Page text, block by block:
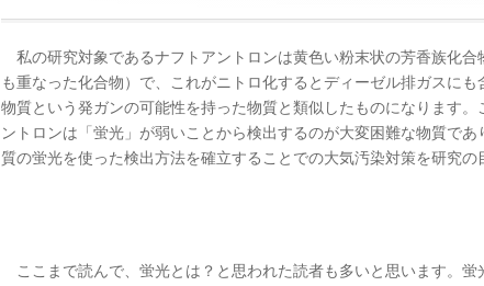
私の研究対象であるナフトアントロンは黄色い粉末状の芳香族化合
も重なった化合物）で、これがニトロ化するとディーゼル排ガスにも
物質という発ガンの可能性を持った物質と類似したものになります。
ントロンは「蛍光」が弱いことから検出するのが大変困難な物質であ
質の蛍光を使った検出方法を確立することでの大気汚染対策を研究の
ここまで読んで、蛍光とは？と思われた読者も多いと思います。